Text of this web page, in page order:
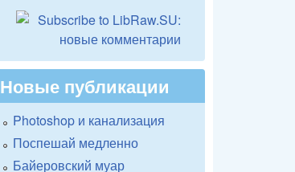
Новые публикации
Photoshop и канализация
Поспешай медленно
Байеровский муар